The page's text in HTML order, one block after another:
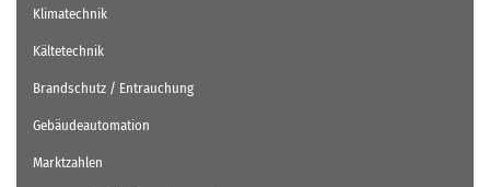
Klimatechnik
Kältetechnik
Brandschutz / Entrauchung
Gebäudeautomation
Marktzahlen